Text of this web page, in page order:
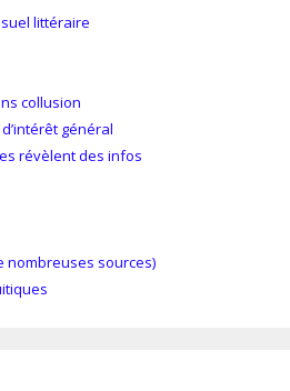
littéraire
collusion
général
révèlent des infos
nombreuses sources)